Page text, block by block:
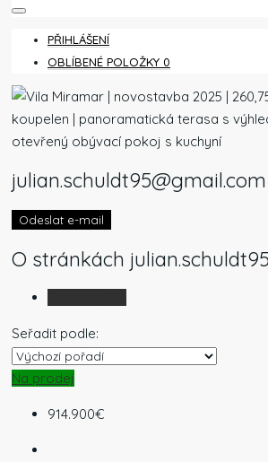
PŘIHLÁŠENÍ
OBLÍBENÉ POLOŽKY 0
julian.schuldt95@gmail.com
Odeslat e-mail
O stránkách
Seřadit podle:
Na prodej
914.900€